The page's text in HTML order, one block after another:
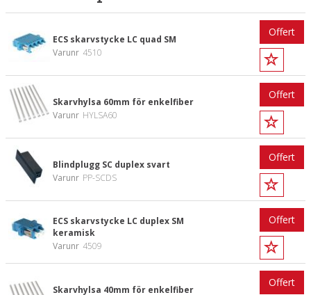
ECS skarvstycke LC quad SM
Varunr 4510
Offert
Skarvhylsa 60mm för enkelfiber
Varunr HYLSA60
Offert
Blindplugg SC duplex svart
Varunr PP-SCDS
Offert
ECS skarvstycke LC duplex SM
keramisk
Varunr 4509
Offert
Skarvhylsa 40mm för enkelfiber
Offert